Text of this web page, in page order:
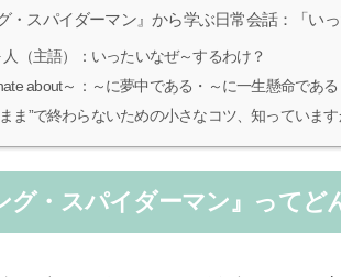
・スパイダーマン』から学ぶ日常会話：「い
人（主語）：いったいなぜ～するわけ？
about～：～に夢中である・～に一生懸命である
ま”で終わらないための小さなコツ、知っています
グ・スパイダーマン』ってど